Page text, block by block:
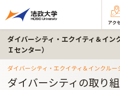
アク
ダイバーシティ・エクイティ＆イン
Ｉセンター）
ダイバーシティ・エクイティ＆インクルー
ダイバーシティの取り